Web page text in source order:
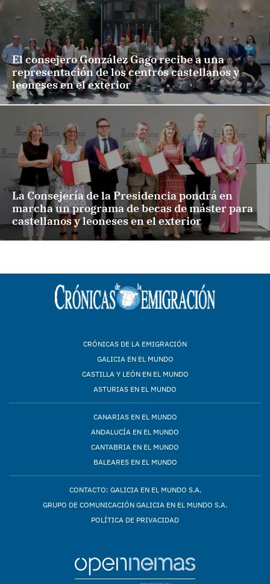
El consejero González Gago recibe a una
representación de los centros castellanos y
leoneses en el exterior
La Consejería de la Presidencia pondrá en
marcha un programa de becas de máster para
castellanos y leoneses en el exterior
CRÓNICAS DE LA EMIGRACIÓN
GALICIA EN EL MUNDO
CASTILLA Y LEÓN EN EL MUNDO
ASTURIAS EN EL MUNDO
CANARIAS EN EL MUNDO
ANDALUCÍA EN EL MUNDO
CANTABRIA EN EL MUNDO
BALEARES EN EL MUNDO
CONTACTO: GALICIA EN EL MUNDO S.A.
GRUPO DE COMUNICACIÓN GALICIA EN EL MUNDO S.A.
POLÍTICA DE PRIVACIDAD